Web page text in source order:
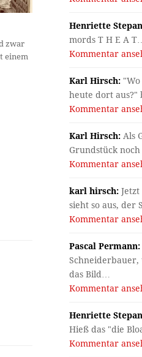
zwar
einem
Henriette
mords T H E A T…
Kommentar
Karl Hirsch:
heute dort aus?"
Kommentar
Karl Hirsch: Als
Grundstück noch
Kommentar
karl hirsch:
sieht so aus, der
Kommentar
Pascal Permann:
das Bild…
Kommentar
Henriette
Hieß das "die
Kommentar